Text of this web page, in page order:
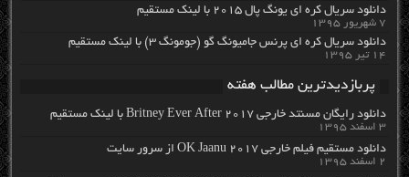
دانلود سریال کره ای یونگ پال ۲۰۱۵ با لینک مستقیم
۷ شهریور ۱۳۹۵
دانلود سریال کره ای پرنس جامیونگ گو (جومونگ ۳) با لینک مستقیم
۱۴ تیر ۱۳۹۵
پربازدیدترین مطالب هفته
دانلود رایگان مسنتد خارجی Britney Ever After 2017 با لینک مستقیم
۳ اسفند ۱۳۹۵
دانلود مستقیم فیلم خارجی OK Jaanu 2017 از سرور سایت
۲ اسفند ۱۳۹۵